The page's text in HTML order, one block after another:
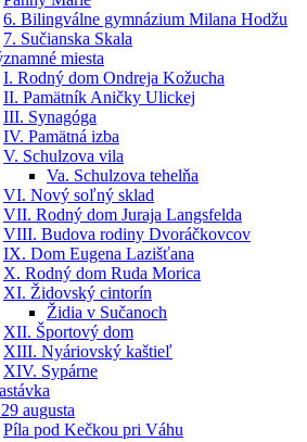
6. Bilingválne gymnázium Milana Hodžu
7. Sučianska Skala
miesta
I. Rodný dom Ondreja Kožucha
II. Pamätník Aničky Ulickej
III. Synagóga
IV. Pamätná izba
V. Schulzova vila
Va. Schulzova tehelňa
VI. Nový soľný sklad
VII. Rodný dom Juraja Langsfelda
VIII. Budova rodiny Dvoráčkovcov
IX. Dom Eugena Lazišťana
X. Rodný dom Ruda Morica
XI. Židovský cintorín
Židia v Sučanoch
XII. Športový dom
XIII. Nyáriovský kaštieľ
XIV. Sypárne
augusta
Píla pod Kečkou pri Váhu